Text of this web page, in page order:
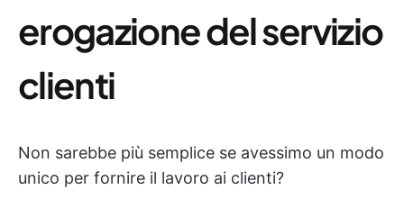
erogazione del servizio
clienti
Non sarebbe più semplice se avessimo un modo
unico per fornire il lavoro ai clienti?